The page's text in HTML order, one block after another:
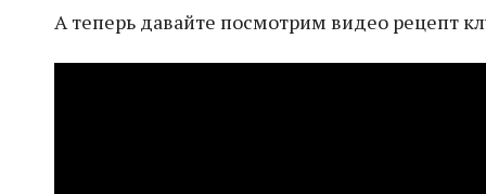
А теперь давайте посмотрим видео рецепт